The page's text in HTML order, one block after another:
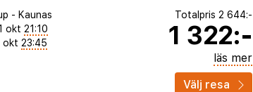
- Kaunas
okt 21:10
okt 23:45
Totalpris 2 644:-
1 322:-
läs mer
Välj resa